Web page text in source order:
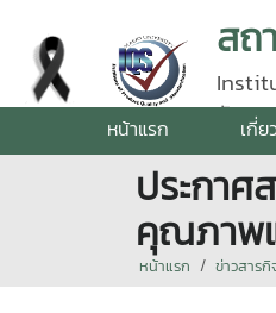
รัตนร
หน้าแรก เกี่
ประกา
คุณภาพ
หน้าแรก ข่าวสารกิ